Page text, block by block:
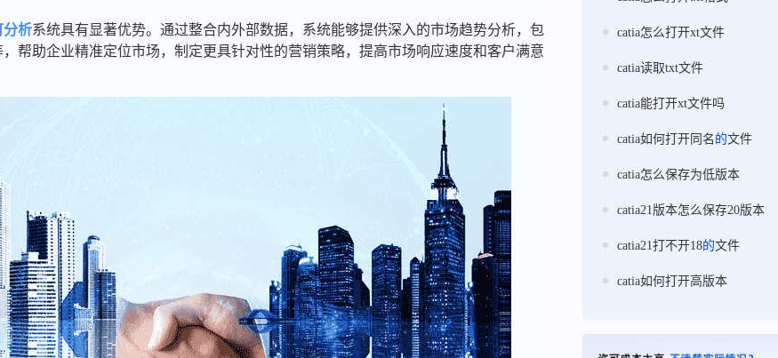
分析系统具有显著优势。通过整合内外部数据，系统能够提供深入的市场趋势分析，包
帮助企业精准定位市场，制定更具针对性的营销策略，提高市场响应速度和客户满意
catia怎么打开xt文件
catia读取txt文件
catia能打开xt文件吗
catia如何打开同名 的文件
catia怎么保存为低版本
catia21版本怎么保存20版本
catia21打不开18的文件
catia如何打开高版本